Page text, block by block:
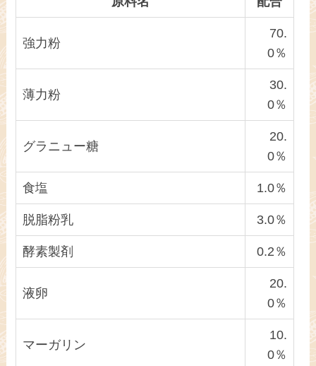
強力粉
70.
0％
薄力粉
30.
0％
グラニュー糖
20.
0％
食塩 1.0％
脱脂粉乳 3.0％
酵素製剤 0.2％
液卵
20.
0％
マーガリン
10.
0％